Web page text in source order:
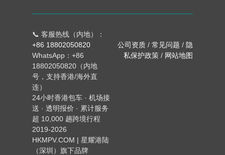
📞 客服热线（内地）：
+86 18802050820
WhatsApp：+86
18802050820（内地
号，支持香港/海外直
连）
24小时香港包车 · 机场接
送 · 透明报价 · 累计服务
超 10,000 趟跨境行程
2019-2026
HKMPV.COM | 星耀港陆
（深圳）旗下品牌
公司资质 / 常见问题 / 隐
私保护政策 / 网站地图